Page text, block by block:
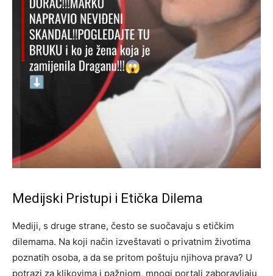
Medijski Pristupi i Etička Dilema
Mediji, s druge strane, često se suočavaju s etičkim
dilemama. Na koji način izveštavati o privatnim životima
poznatih osoba, a da se pritom poštuju njihova prava? U
potrazi za klikovima i pažnjom, mnogi portali zaboravljaju